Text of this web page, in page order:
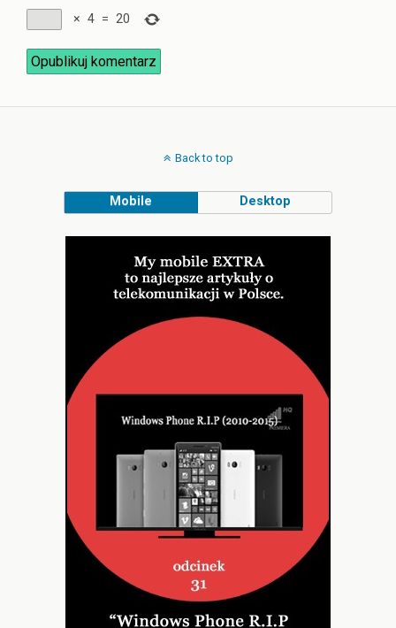
× 4 = 20
Back to top
Mobile Desktop